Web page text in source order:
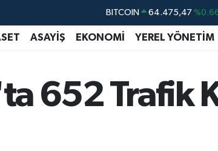
BITCOIN 64.475,47 %0.66
DOLAR 47,5986 %0.06
GRAM ALTIN 6518.23 %0.39
ASAYİŞ EKONOMİ YEREL YÖNETİM
652 Trafik